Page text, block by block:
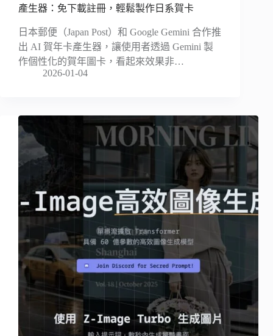
產生器：免下載註冊，輕鬆製作日系賀卡
日本郵便（Japan Post）和 Google Gemini 合作推
出 AI 賀年卡產生器，讓使用者透過 Gemini 製
作個性化的賀年圖卡，看起來效果非…
2026-01-04